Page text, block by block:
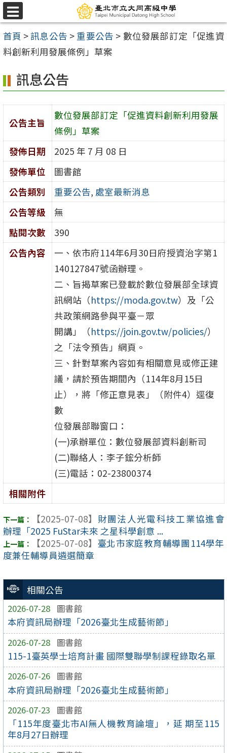
跳
至
主
要
容
區
選
單
首頁 >訊息公告 > 重要公告 > 數位發展部訂定「促進資
料創新利用發展條例」草案
相關公告
2026-07-28 圖書館
本府資訊局辦理「2026臺北生成藝術節」
2026-07-28 圖書館
115-1臺英學士培育計畫 國際雙聯學制課程錄取名單
2026-07-26 圖書館
本府資訊局辦理「2026臺北生成藝術節」
2026-07-23 圖書館
「115年度臺北市AI無人機教育論壇」，延 期至115
年8月27日辦理
訊息公告
公告主旨
數位發展部訂定「促進資料創新利用發展
條例」草案
發佈日期
2025 年 7 月 08 日
發佈單位
圖書館
公告類別
重要公告, 處室最新消息
公告等級
無
點閱次數
390
公告內容
一、依市府114年6月30日府授資治字第1
140127847號函辦理。
二、旨揭草案已登載於數位發展部全球資
訊網站（https://moda.gov.tw）及「公
共政策網路參與平臺－眾
開講」（https://join.gov.tw/policies/）
之「法令預告」網頁。
三、針對草案內容如有相關意見或修正建
議，請於預告期間內（114年8月15日
止），將「修正意見表」（附件4）逕復
數
位發展部聯窗口：
(一)承辦單位：數位發展部資料創新司
(二)聯絡人：李子鋐分析師
(三)電話：02-23800374
相關附件
【2025-07-08】 財團法人光電科技工業協進會
辦理「2025 FuStar未來 之星科學創意 ...
【2025-07-08】 臺北市家庭教育輔導團114學年
度兼任輔導員遴選簡章